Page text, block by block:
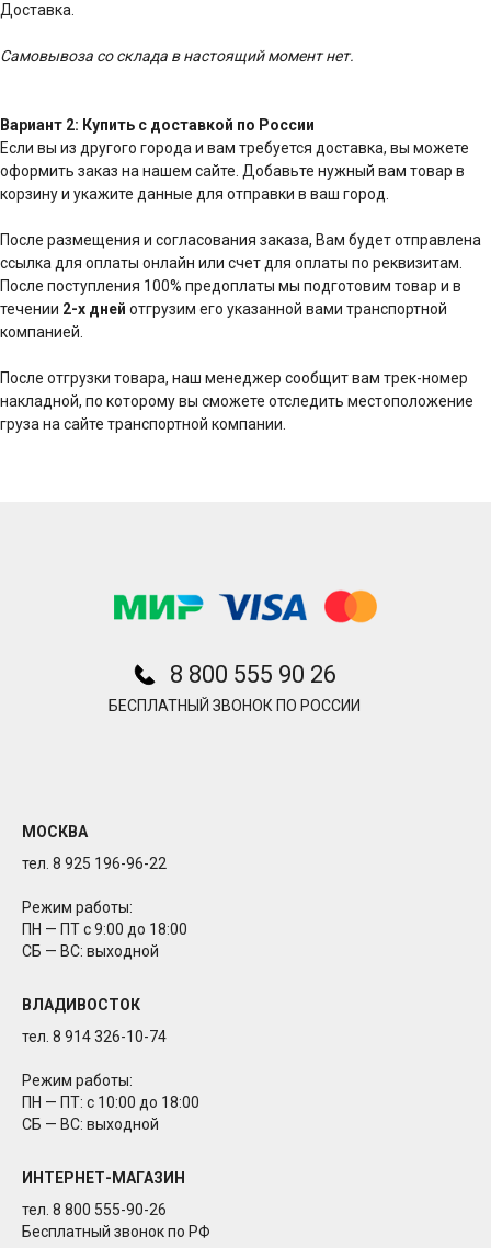
Доставка.
Самовывоза со склада в настоящий момент нет.
Вариант 2: Купить с доставкой по России
Если вы из другого города и вам требуется доставка, вы можете
оформить заказ на нашем сайте. Добавьте нужный вам товар в
корзину и укажите данные для отправки в ваш город.
После размещения и согласования заказа, Вам будет отправлена
ссылка для оплаты онлайн или счет для оплаты по реквизитам.
После поступления 100% предоплаты мы подготовим товар и в
течении 2-х дней отгрузим его указанной вами транспортной
компанией.
После отгрузки товара, наш менеджер сообщит вам трек-номер
накладной, по которому вы сможете отследить местоположение
груза на сайте транспортной компании.
8 800 555 90 26
БЕСПЛАТНЫЙ ЗВОНОК ПО РОССИИ
МОСКВА
тел. 8 925 196-96-22
Режим работы:
ПН — ПТ с 9:00 до 18:00
СБ — ВС: выходной
ВЛАДИВОСТОК
тел. 8 914 326-10-74
Режим работы:
ПН — ПТ: с 10:00 до 18:00
СБ — ВС: выходной
ИНТЕРНЕТ-МАГАЗИН
тел. 8 800 555-90-26
Бесплатный звонок по РФ